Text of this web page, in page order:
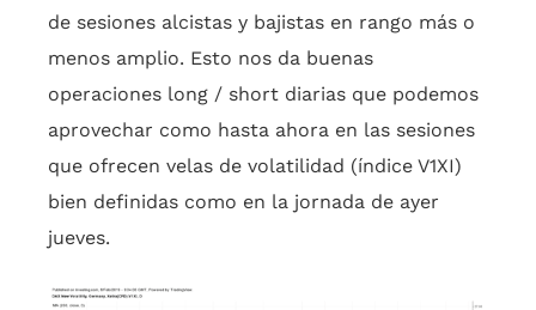
de sesiones alcistas y bajistas en rango más o
menos amplio. Esto nos da buenas
operaciones long / short diarias que podemos
aprovechar como hasta ahora en las sesiones
que ofrecen velas de volatilidad (índice V1XI)
bien definidas como en la jornada de ayer
jueves.